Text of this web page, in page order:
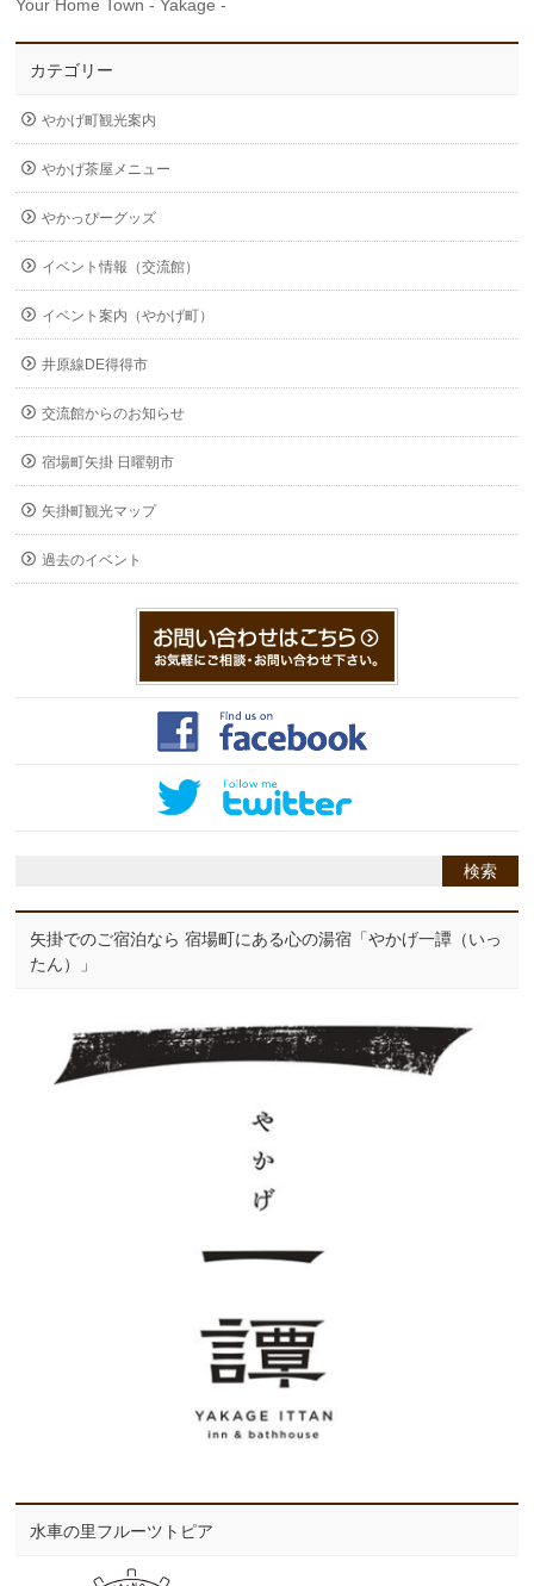
Your Home Town - Yakage -
カテゴリー
やかげ町観光案内
やかげ茶屋メニュー
やかっぴーグッズ
イベント情報（交流館）
イベント案内（やかげ町）
井原線DE得得市
交流館からのお知らせ
宿場町矢掛 日曜朝市
矢掛町観光マップ
過去のイベント
矢掛でのご宿泊なら 宿場町にある心の湯宿「やかげ一譚（いっ
たん）」
水車の里フルーツトピア